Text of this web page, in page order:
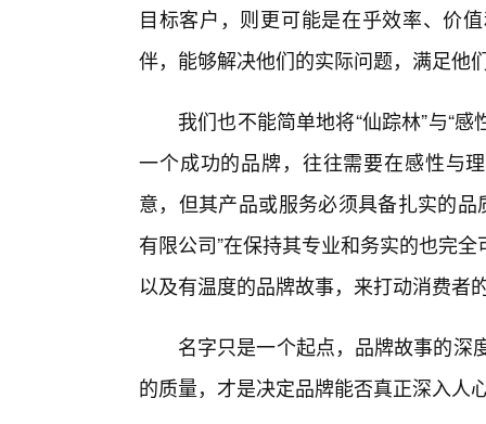
目标客户，则更可能是在乎效率、价
伴，能够解决他们的实际问题，满足他
我们也不能简单地将“仙踪林”与“感
一个成功的品牌，往往需要在感性与
意，但其产品或服务必须具备扎实的
有限公司”在保持其专业和务实的也完
以及有温度的品牌故事，来打动消费者
名字只是一个起点，品牌故事的
的质量，才是决定品牌能否真正深入人